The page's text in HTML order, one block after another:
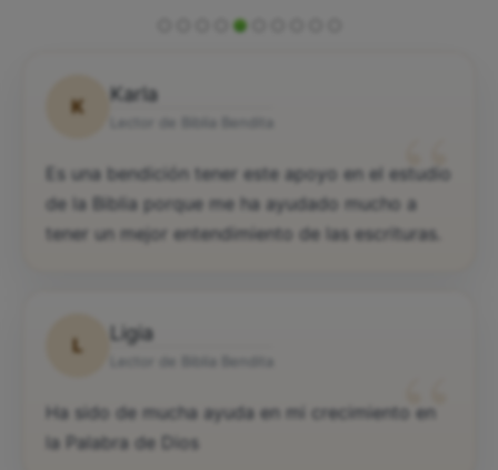
K
Karla
Lector de Biblia Bendita “
Es una bendición tener este apoyo en el estudio
de la Biblia porque me ha ayudado mucho a
tener un mejor entendimiento de las escrituras.
L
Ligia
Lector de Biblia Bendita “
Ha sido de mucha ayuda en mi crecimiento en
la Palabra de Dios